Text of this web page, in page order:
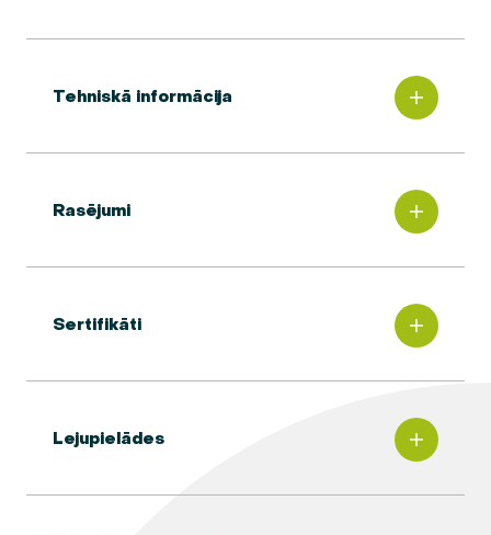
Tehniskā informācija
Rasējumi
Sertifikāti
Lejupielādes